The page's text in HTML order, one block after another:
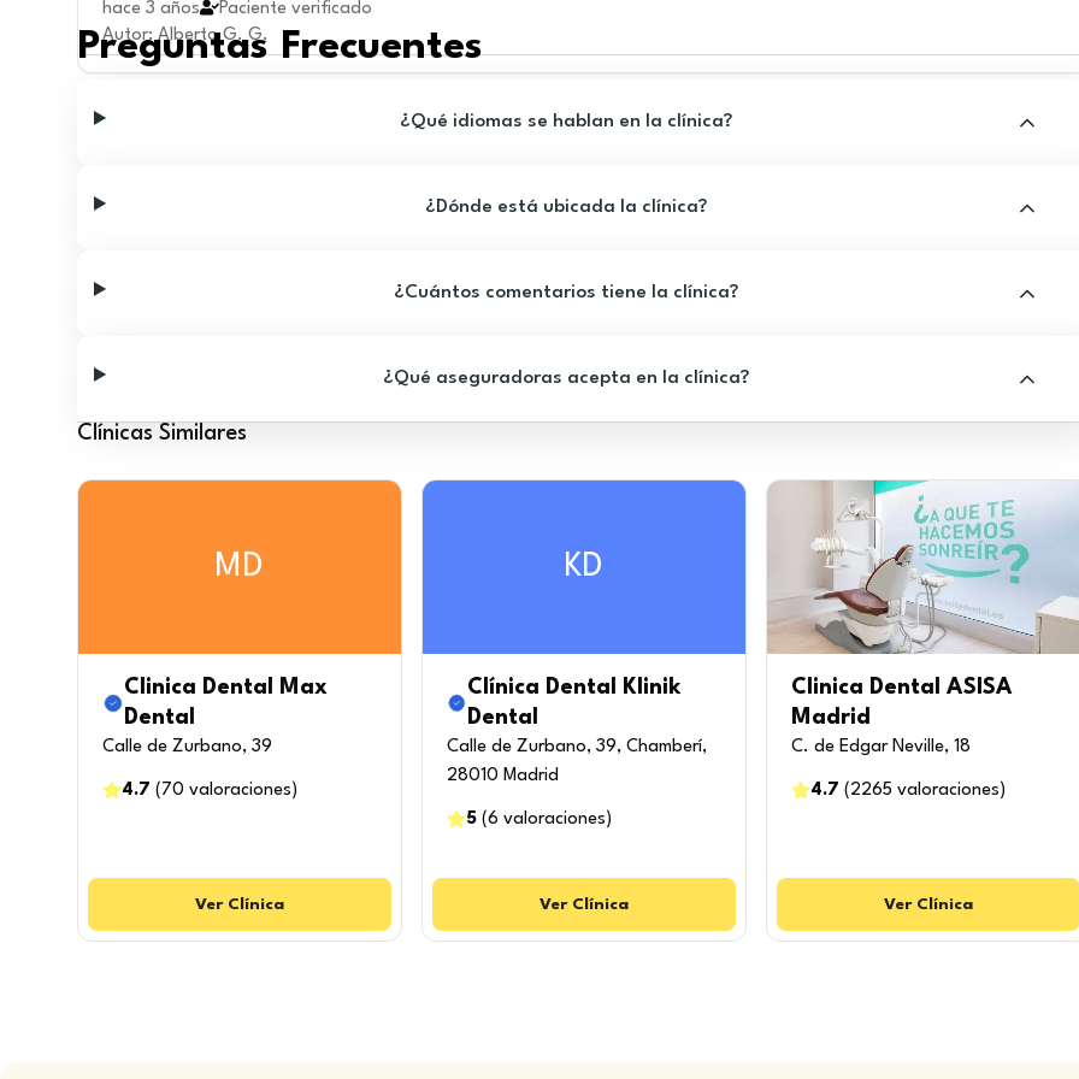
hace 3 años
Paciente verificado
Autor:Alberto G. G.
Preguntas Frecuentes
¿Qué idiomas se hablan en la clínica?
¿Dónde está ubicada la clínica?
¿Cuántos comentarios tiene la clínica?
¿Qué aseguradoras acepta en la clínica?
Clínicas Similares
MD
Clinica Dental Max
Dental
Calle de Zurbano, 39
4.7 ( 70 valoraciones )
Ver Clínica
KD
Clínica Dental Klinik
Dental
Calle de Zurbano, 39, Chamberí,
28010 Madrid
5(6 valoraciones )
Ver Clínica
Clinica Dental ASISA
Madrid
C. de Edgar Neville, 18
4.7 ( 2265 valoraciones )
Ver Clínica